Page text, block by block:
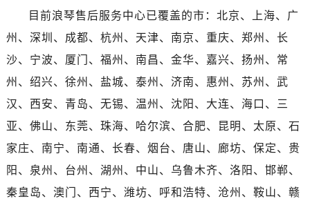
广西壮族自治区崇左市江州区石景林街道友谊大道与丽川路交汇处浪琴售后服务中心（需提前预约）
广西壮族自治区防城港市港口区金花茶大道浪琴售后服务中心（需提前预约）
广西壮族自治区贵港市港北区港城街道布山大道与仙衣路交叉口浪琴售后服务中心（需提前预约）
广西壮族自治区桂林市秀峰区红岭路浪琴售后服务中心（需提前预约）
广西壮族自治区河池市金城江区金城江街道朝阳路浪琴售后服务中心（需提前预约）
广西壮族自治区钦州市钦南区金海湾东大街浪琴售后服务中心（需提前预约）
广西壮族自治区梧州市万秀区龙湖镇高旺路浪琴售后服务中心（需提前预约）
目前浪琴售后服务中心已覆盖的市：北京、上海、广
州、深圳、成都、杭州、天津、南京、重庆、郑州、长
沙、宁波、厦门、福州、南昌、金华、嘉兴、扬州、常
州、绍兴、徐州、盐城、泰州、济南、惠州、苏州、武
汉、西安、青岛、无锡、温州、沈阳、大连、海口、三
亚、佛山、东莞、珠海、哈尔滨、合肥、昆明、太原、石
家庄、南宁、南通、长春、烟台、唐山、廊坊、保定、贵
阳、泉州、台州、湖州、中山、乌鲁木齐、洛阳、邯郸、
秦皇岛、澳门、西宁、潍坊、呼和浩特、沧州、鞍山、赣